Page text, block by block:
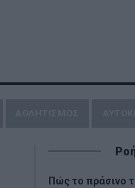
Πώς το πράσινο